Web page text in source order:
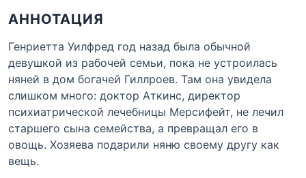
АННОТАЦИЯ
Генриетта Уилфред год назад была обычной
девушкой из рабочей семьи, пока не устроилась
няней в дом богачей Гиллроев. Там она увидела
слишком много: доктор Аткинс, директор
психиатрической лечебницы Мерсифейт, не лечил
старшего сына семейства, а превращал его в
овощь. Хозяева подарили няню своему другу как
вещь.